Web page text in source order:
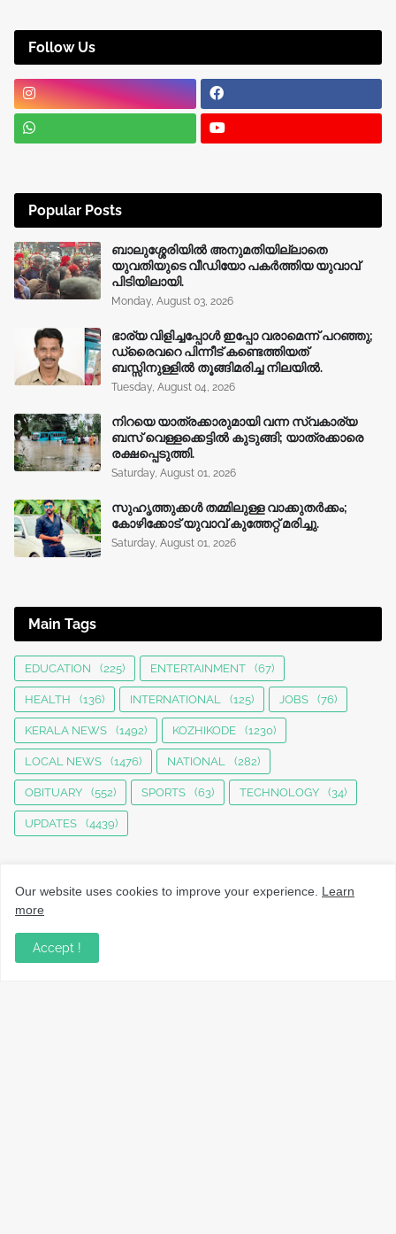
Follow Us
Popular Posts
ബാലുശ്ശേരിയിൽ അനുമതിയില്ലാതെ
യുവതിയുടെ വീഡിയോ പകർത്തിയ യുവാവ്
പിടിയിലായി.
Monday, August 03, 2026
ഭാര്യ വിളിച്ചപ്പോള്‍ ഇപ്പോ വരാമെന്ന് പറഞ്ഞു;
ഡ്രൈവറെ പിന്നീട് കണ്ടെത്തിയത്
ബസ്സിനുള്ളില്‍ തൂങ്ങിമരിച്ച നിലയിൽ.
Tuesday, August 04, 2026
നിറയെ യാത്രക്കാരുമായി വന്ന സ്വകാര്യ
ബസ് വെള്ളക്കെട്ടിൽ കുടുങ്ങി; യാത്രക്കാരെ
രക്ഷപ്പെടുത്തി.
Saturday, August 01, 2026
സുഹൃത്തുക്കൾ തമ്മിലുള്ള വാക്കുതർക്കം;
കോഴിക്കോട് യുവാവ് കുത്തേറ്റ് മരിച്ചു.
Saturday, August 01, 2026
Main Tags
EDUCATION (225) ENTERTAINMENT (67)
HEALTH (136) INTERNATIONAL (125) JOBS (76)
KERALA NEWS (1492) KOZHIKODE (1230)
LOCAL NEWS (1476) NATIONAL (282)
OBITUARY (552) SPORTS (63) TECHNOLOGY (34)
UPDATES (4439)
നാട്ടുവാർത്തകൾ, തൊഴിൽ, വിദ്യാഭ്യാസം, വാണിജ്യം,
Our website uses cookies to improve your experience. Learn
more
Accept !